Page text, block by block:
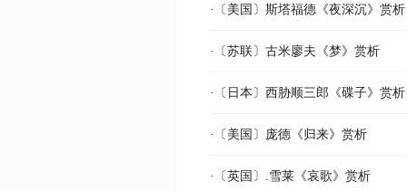
·〔美国〕斯塔福德《夜深沉》赏析
·〔苏联〕古米廖夫《梦》赏析
·〔日本〕西胁顺三郎《碟子》赏析
·〔美国〕庞德《归来》赏析
·〔英国〕.雪莱《哀歌》赏析